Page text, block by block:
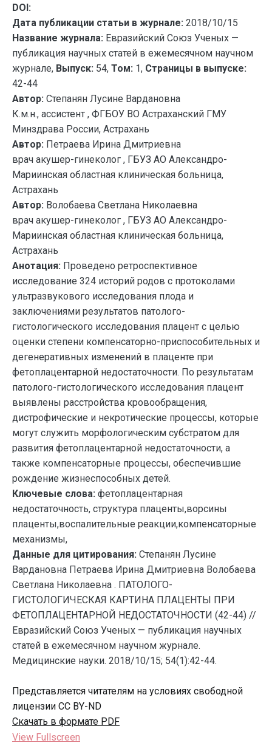
DOI:
Дата публикации статьи в журнале: 2018/10/15
Название журнала: Евразийский Союз Ученых —
публикация научных статей в ежемесячном научном
журнале, Выпуск: 54, Том: 1, Страницы в выпуске:
42-44
Автор: Степанян Лусине Вардановна
К.м.н., ассистент , ФГБОУ ВО Астраханский ГМУ
Минздрава России, Астрахань
Автор: Петраева Ирина Дмитриевна
врач акушер-гинеколог , ГБУЗ АО Александро-
Мариинская областная клиническая больница,
Астрахань
Автор: Волобаева Светлана Николаевна
врач акушер-гинеколог , ГБУЗ АО Александро-
Мариинская областная клиническая больница,
Астрахань
Анотация: Проведено ретроспективное
исследование 324 историй родов с протоколами
ультразвукового исследования плода и
заключениями результатов патолого-
гистологического исследования плацент с целью
оценки степени компенсаторно-приспособительных и
дегенеративных изменений в плаценте при
фетоплацентарной недостаточности. По результатам
патолого-гистологического исследования плацент
выявлены расстройства кровообращения,
дистрофические и некротические процессы, которые
могут служить морфологическим субстратом для
развития фетоплацентарной недостаточности, а
также компенсаторные процессы, обеспечившие
рождение жизнеспособных детей.
Ключевые слова: фетоплацентарная
недостаточность, структура плаценты,ворсины
плаценты,воспалительные реакции,компенсаторные
механизмы,
Данные для цитирования: Степанян Лусине
Вардановна Петраева Ирина Дмитриевна Волобаева
Светлана Николаевна . ПАТОЛОГО-
ГИСТОЛОГИЧЕСКАЯ КАРТИНА ПЛАЦЕНТЫ ПРИ
ФЕТОПЛАЦЕНТАРНОЙ НЕДОСТАТОЧНОСТИ (42-44) //
Евразийский Союз Ученых — публикация научных
статей в ежемесячном научном журнале.
Медицинские науки. 2018/10/15; 54(1):42-44.
Представляется читателям на условиях свободной
лицензии CC BY-ND
Скачать в формате PDF
View Fullscreen